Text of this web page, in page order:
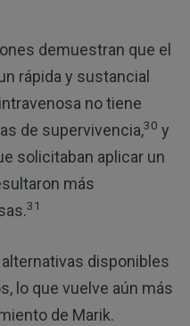
demuestran que el
rápida y sustancial
no tiene
de supervivencia,30 y
solicitaban aplicar un
más
31
disponibles
lo que vuelve aún más
de Marik.